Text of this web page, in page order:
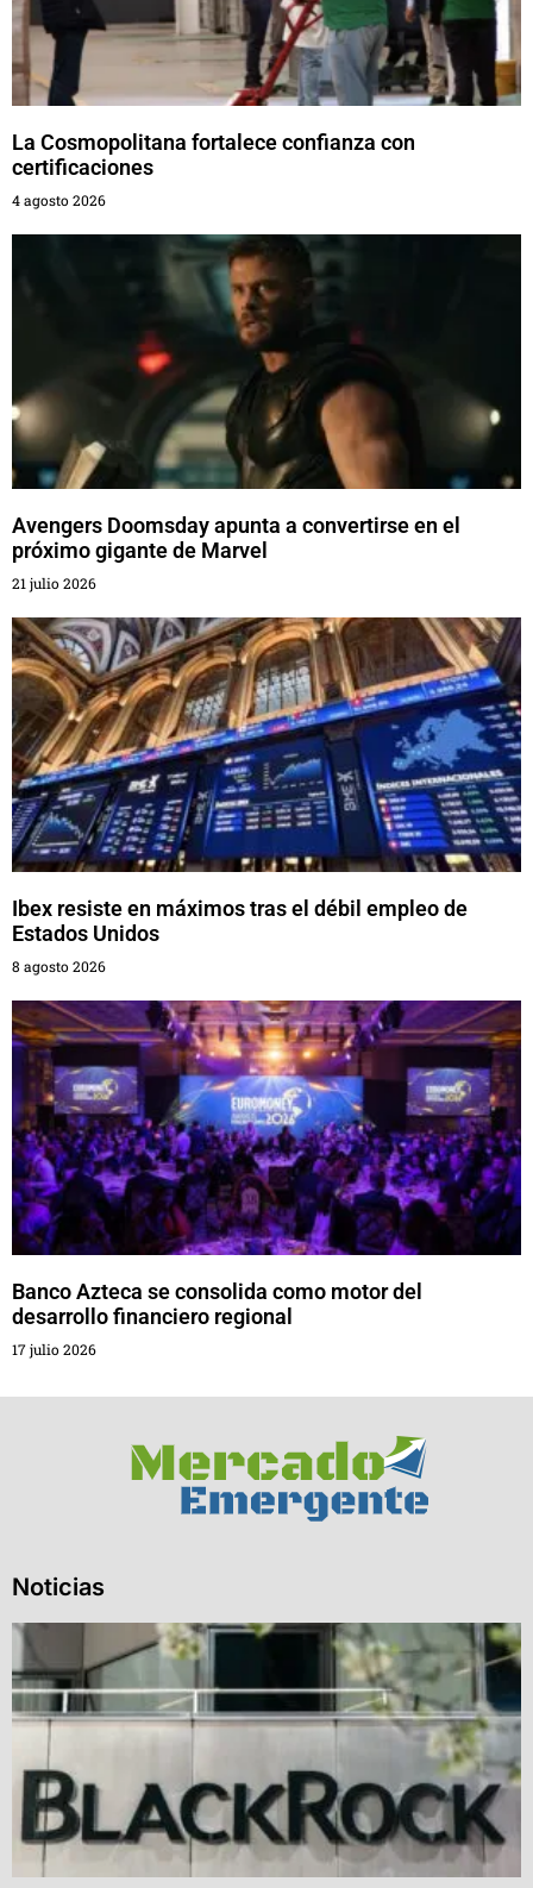
La Cosmopolitana fortalece confianza con
certificaciones
4 agosto 2026
Avengers Doomsday apunta a convertirse en el
próximo gigante de Marvel
21 julio 2026
Ibex resiste en máximos tras el débil empleo de
Estados Unidos
8 agosto 2026
Banco Azteca se consolida como motor del
desarrollo financiero regional
17 julio 2026
Noticias